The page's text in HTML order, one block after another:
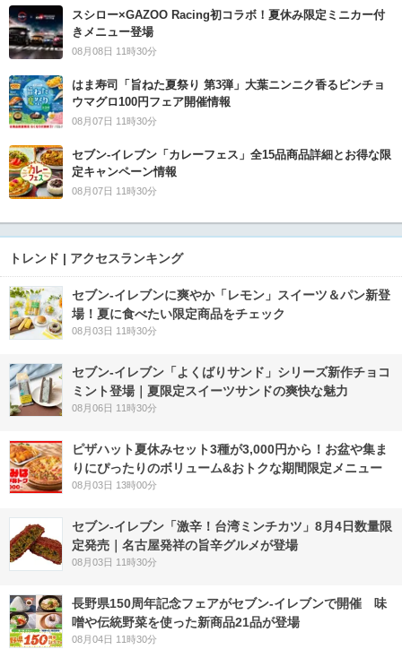
スシロー×GAZOO Racing初コラボ！夏休み限定ミニカー付
きメニュー登場
08月08日 11時30分
はま寿司「旨ねた夏祭り 第3弾」大葉ニンニク香るビンチョ
ウマグロ100円フェア開催情報
08月07日 11時30分
セブン‐イレブン「カレーフェス」全15品商品詳細とお得な限
定キャンペーン情報
08月07日 11時30分
トレンド | アクセスランキング
セブン‐イレブンに爽やか「レモン」スイーツ＆パン新登
場！夏に食べたい限定商品をチェック
08月03日 11時30分
セブン‐イレブン「よくばりサンド」シリーズ新作チョコ
ミント登場｜夏限定スイーツサンドの爽快な魅力
08月06日 11時30分
ピザハット夏休みセット3種が3,000円から！お盆や集ま
りにぴったりのボリューム&おトクな期間限定メニュー
08月03日 13時00分
セブン-イレブン「激辛！台湾ミンチカツ」8月4日数量限
定発売｜名古屋発祥の旨辛グルメが登場
08月03日 11時30分
長野県150周年記念フェアがセブン-イレブンで開催 味
噌や伝統野菜を使った新商品21品が登場
08月04日 11時30分